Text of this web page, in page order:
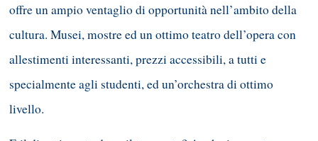
offre un ampio ventaglio di opportunità nell’ambito della
cultura. Musei, mostre ed un ottimo teatro dell’opera con
allestimenti interessanti, prezzi accessibili, a tutti e
specialmente agli studenti, ed un’orchestra di ottimo
livello.